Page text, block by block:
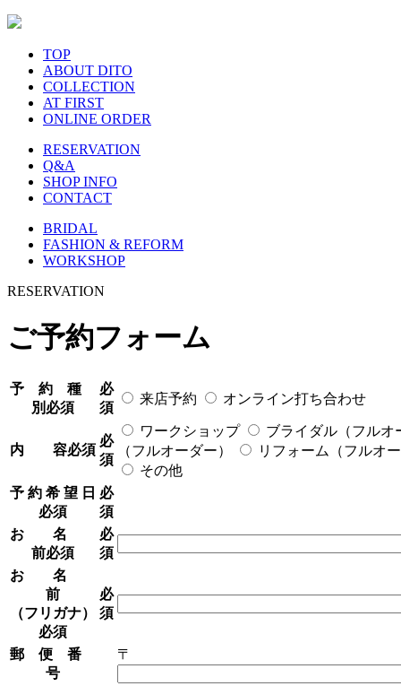
TOP
ABOUT DITO
COLLECTION
AT FIRST
ONLINE ORDER
RESERVATION
Q&A
SHOP INFO
CONTACT
BRIDAL
FASHION & REFORM
WORKSHOP
RESERVATION
ご予約フォーム
予 約 種
別 必須
必
須
来店予約 オンライン打ち合わせ
内 容必須
必
須
ワークショップ
ブライダル（フルオ
（フルオーダー）
リフォーム（フルオ
その他
予 約 希 望 日
必須
必
須
お 名
前必須
必
須
お 名
前
（フリガナ）
必須
必
須
郵 便 番
号
〒